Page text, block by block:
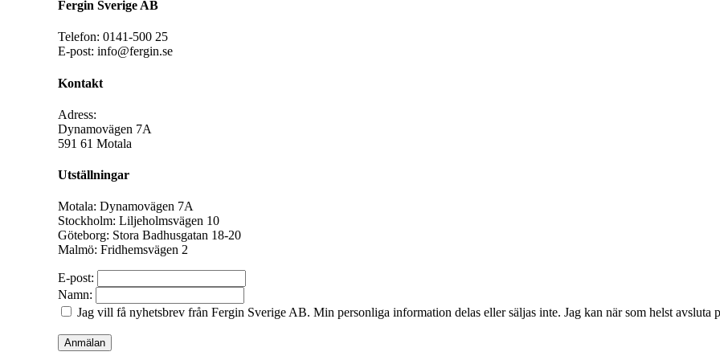
Fergin Sverige AB
Telefon: 0141-500 25
E-post: info@fergin.se
Kontakt
Adress:
Dynamovägen 7A
591 61 Motala
Utställningar
Motala: Dynamovägen 7A
Stockholm: Liljeholmsvägen 10
Göteborg: Stora Badhusgatan 18-20
Malmö: Fridhemsvägen 2
E-post:
Namn:
Jag vill få nyhetsbrev från Fergin Sverige AB. Min personliga information delas eller säljas inte. Jag kan när som helst avsluta